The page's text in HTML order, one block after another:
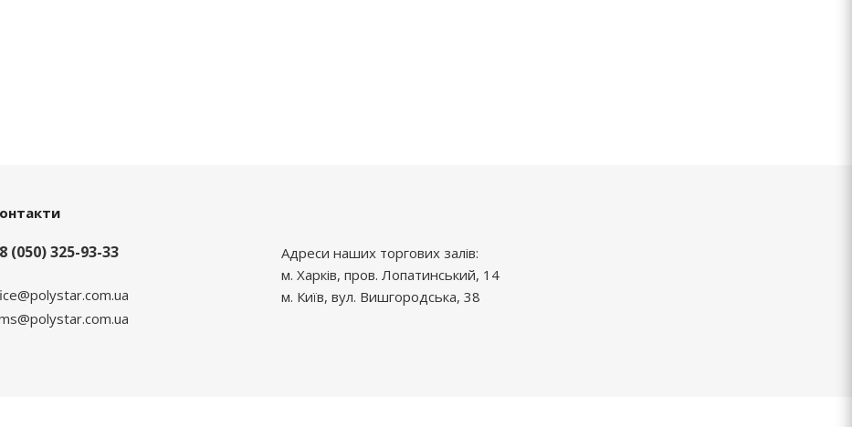
(050) 325-93-33
Адреси наших торгових залів:
м. Харків, пров. Лопатинський, 14
м. Київ, вул. Вишгородська, 38